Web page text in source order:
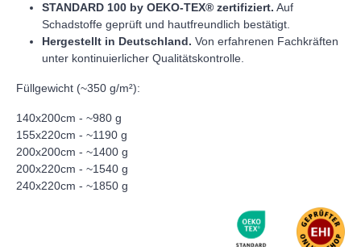
STANDARD 100 by OEKO-TEX® zertifiziert. Auf
Schadstoffe geprüft und hautfreundlich bestätigt.
Hergestellt in Deutschland. Von erfahrenen Fachkräften
unter kontinuierlicher Qualitätskontrolle.
Füllgewicht (~350 g/m²):
140x200cm - ~980 g
155x220cm - ~1190 g
200x200cm - ~1400 g
200x220cm - ~1540 g
240x220cm - ~1850 g